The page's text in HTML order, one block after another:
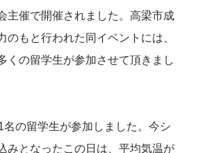
主催で開催されました。高梁市成
のもと行われた同イベントには、
くの留学生が参加させて頂きまし
の留学生が参加しました。今シ
みとなったこの日は、平均気温が